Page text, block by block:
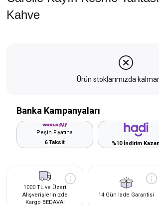
Kahve
Ürün stoklarımızda
Banka Kampanyaları
Peşin Fiyatına
6 Taksit
%10 İndirim Kazan
1000 TL ve Üzeri
Alışverişlerinizde
Kargo BEDAVA!
14 Gün İade Garantisi